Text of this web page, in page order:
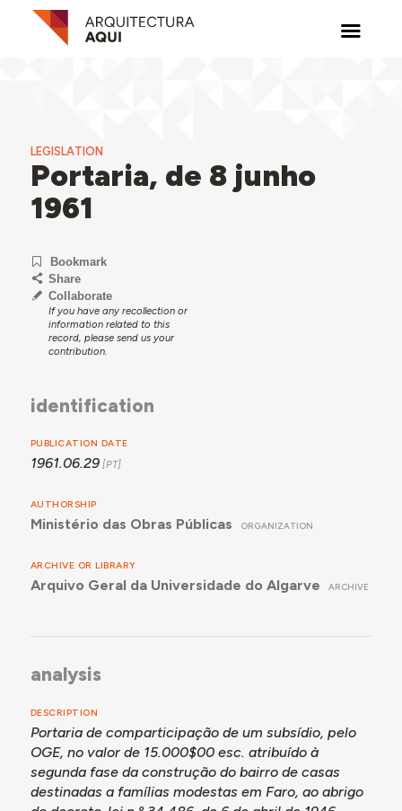
LEGISLATION
Portaria, de 8 junho
1961
Bookmark
Share
Collaborate
If you have any recollection or
information related to this
record, please send us your
contribution.
identification
PUBLICATION DATE
1961.06.29
AUTHORSHIP
Ministério das Obras Públicas ORGANIZATION
ARCHIVE OR LIBRARY
Arquivo Geral da Universidade do Algarve ARCHIVE
analysis
DESCRIPTION
Portaria de comparticipação de um subsídio, pelo
OGE, no valor de 15.000$00 esc. atribuído à
segunda fase da construção do bairro de casas
destinadas a famílias modestas em Faro, ao abrigo